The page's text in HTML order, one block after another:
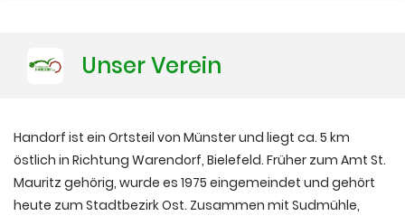
Platzbuchung
Unser Verein
Handorf ist ein Ortsteil von Münster und liegt ca. 5 km
östlich in Richtung Warendorf, Bielefeld. Früher zum Amt St.
Mauritz gehörig, wurde es 1975 eingemeindet und gehört
heute zum Stadtbezirk Ost. Zusammen mit Sudmühle,